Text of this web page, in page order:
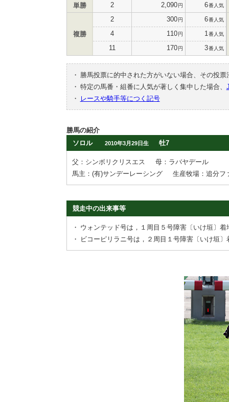
単勝 2 2,090円 6番人気
複勝
2 300円 6番人気
4 110円 1 番人気
11 170円 3番人気
・
勝馬投票に的中された方がいない場合、その投
・ 特定の馬番・組番に人気が著しく集中した場合、
・
レースや騎手等につく記号
勝馬の紹介
ソロル
2010年3月29日生 牡7
父：シンボリクリスエス
母：ラバヤデール
馬主：(有)サンデーレーシング
生産牧場：追分フ
競走中の出来事等
・ ウォンテッド号は，１周目５号障害〔いけ垣〕
・
ビコーピリラニ号は，２周目１号障害〔いけ垣